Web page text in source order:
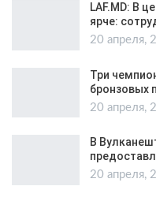
LAF.MD: В
ярче:
20 апреля,
Три
бронзовых
20 апреля,
В
20 апреля,